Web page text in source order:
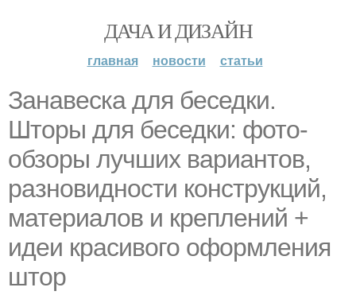
ДАЧА И ДИЗАЙН
главная новости статьи
Занавеска для беседки.
Шторы для беседки: фото-
обзоры лучших вариантов,
разновидности конструкций,
материалов и креплений +
идеи красивого оформления
штор